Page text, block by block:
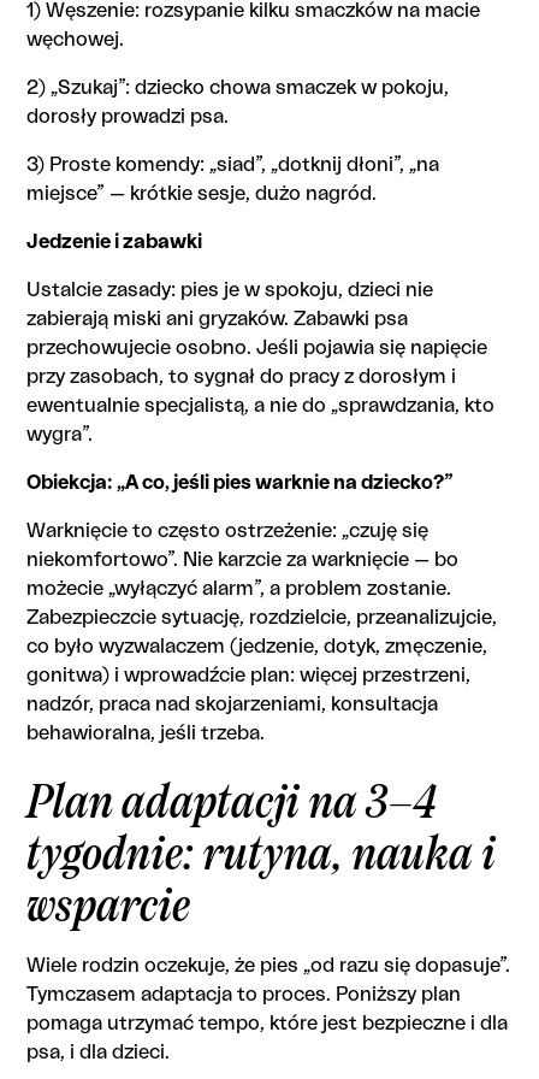
1) Węszenie: rozsypanie kilku smaczków na macie
węchowej.
2) „Szukaj”: dziecko chowa smaczek w pokoju,
dorosły prowadzi psa.
3) Proste komendy: „siad”, „dotknij dłoni”, „na
miejsce” — krótkie sesje, dużo nagród.
Jedzenie i zabawki
Ustalcie zasady: pies je w spokoju, dzieci nie
zabierają miski ani gryzaków. Zabawki psa
przechowujecie osobno. Jeśli pojawia się napięcie
przy zasobach, to sygnał do pracy z dorosłym i
ewentualnie specjalistą, a nie do „sprawdzania, kto
wygra”.
Obiekcja: „A co, jeśli pies warknie na dziecko?”
Warknięcie to często ostrzeżenie: „czuję się
niekomfortowo”. Nie karzcie za warknięcie — bo
możecie „wyłączyć alarm”, a problem zostanie.
Zabezpieczcie sytuację, rozdzielcie, przeanalizujcie,
co było wyzwalaczem (jedzenie, dotyk, zmęczenie,
gonitwa) i wprowadźcie plan: więcej przestrzeni,
nadzór, praca nad skojarzeniami, konsultacja
behawioralna, jeśli trzeba.
Plan adaptacji na 3–4
tygodnie: rutyna, nauka i
wsparcie
Wiele rodzin oczekuje, że pies „od razu się dopasuje”.
Tymczasem adaptacja to proces. Poniższy plan
pomaga utrzymać tempo, które jest bezpieczne i dla
psa, i dla dzieci.